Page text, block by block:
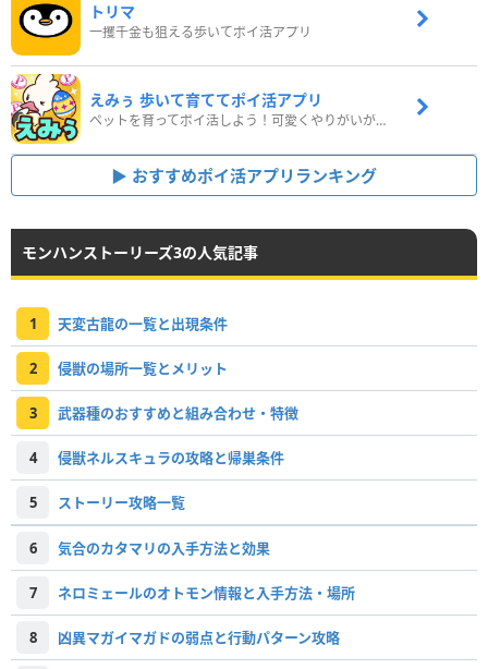
トリマ
一攫千金も狙える歩いてポイ活アプリ
えみぅ 歩いて育ててポイ活アプリ
ペットを育ってポイ活しよう！可愛くやりがいがある新感覚アプリ
おすすめポイ活アプリランキング
モンハンストーリーズ3の人気記事
1 天変古龍の一覧と出現条件
2 侵獣の場所一覧とメリット
3 武器種のおすすめと組み合わせ・特徴
4 侵獣ネルスキュラの攻略と帰巣条件
5 ストーリー攻略一覧
6 気合のカタマリの入手方法と効果
7 ネロミェールのオトモン情報と入手方法・場所
8 凶異マガイマガドの弱点と行動パターン攻略